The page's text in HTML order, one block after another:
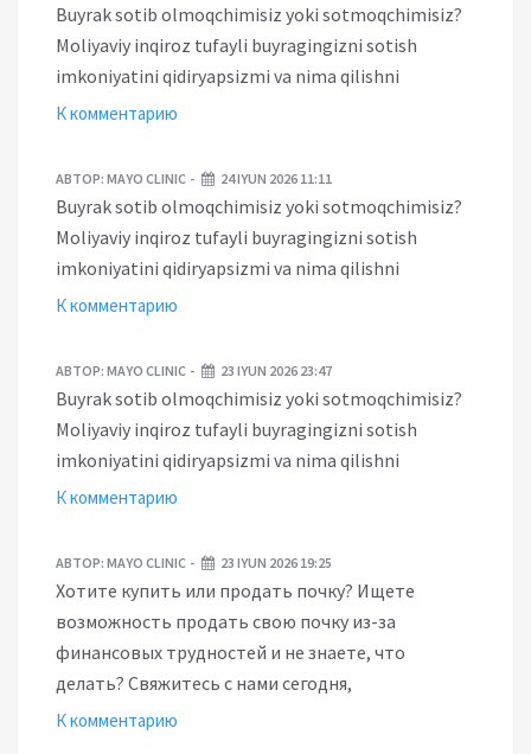
Buyrak sotib olmoqchimisiz yoki sotmoqchimisiz?
Moliyaviy inqiroz tufayli buyragingizni sotish
imkoniyatini qidiryapsizmi va nima qilishni
К комментарию
АВТОР: MAYO CLINIC 24 IYUN 2026 11:11
Buyrak sotib olmoqchimisiz yoki sotmoqchimisiz?
Moliyaviy inqiroz tufayli buyragingizni sotish
imkoniyatini qidiryapsizmi va nima qilishni
К комментарию
АВТОР: MAYO CLINIC 23 IYUN 2026 23:47
Buyrak sotib olmoqchimisiz yoki sotmoqchimisiz?
Moliyaviy inqiroz tufayli buyragingizni sotish
imkoniyatini qidiryapsizmi va nima qilishni
К комментарию
АВТОР: MAYO CLINIC 23 IYUN 2026 19:25
Хотите купить или продать почку? Ищете
возможность продать свою почку из-за
финансовых трудностей и не знаете, что
делать? Свяжитесь с нами сегодня,
К комментарию